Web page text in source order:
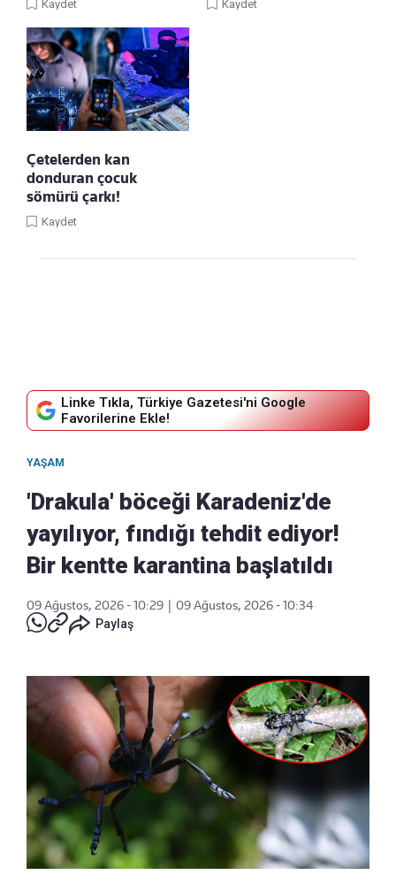
Kaydet Kaydet
Çetelerden kan
donduran çocuk
sömürü çarkı!
Kaydet
Linke Tıkla, Türkiye Gazetesi'ni Google
Favorilerine Ekle!
YAŞAM
'Drakula' böceği Karadeniz'de
yayılıyor, fındığı tehdit ediyor!
Bir kentte karantina başlatıldı
09 Ağustos, 2026 - 10:29
09 Ağustos, 2026 - 10:34
Paylaş